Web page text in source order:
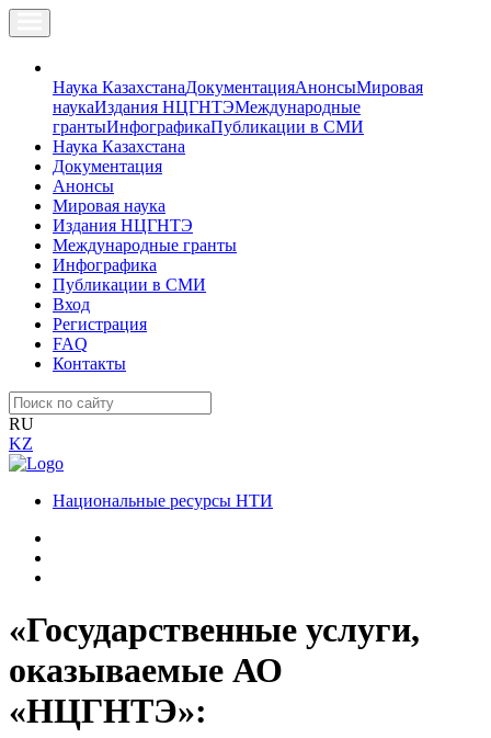
Наука КазахстанаДокументацияАнонсыМировая
наукаИздания НЦГНТЭМеждународные
грантыИнфографикаПубликации в СМИ
Наука Казахстана
Документация
Анонсы
Мировая наука
Издания НЦГНТЭ
Международные гранты
Инфографика
Публикации в СМИ
Вход
Регистрация
FAQ
Контакты
RU
KZ
Национальные ресурсы НТИ
«Государственные услуги,
оказываемые АО
«НЦГНТЭ»: